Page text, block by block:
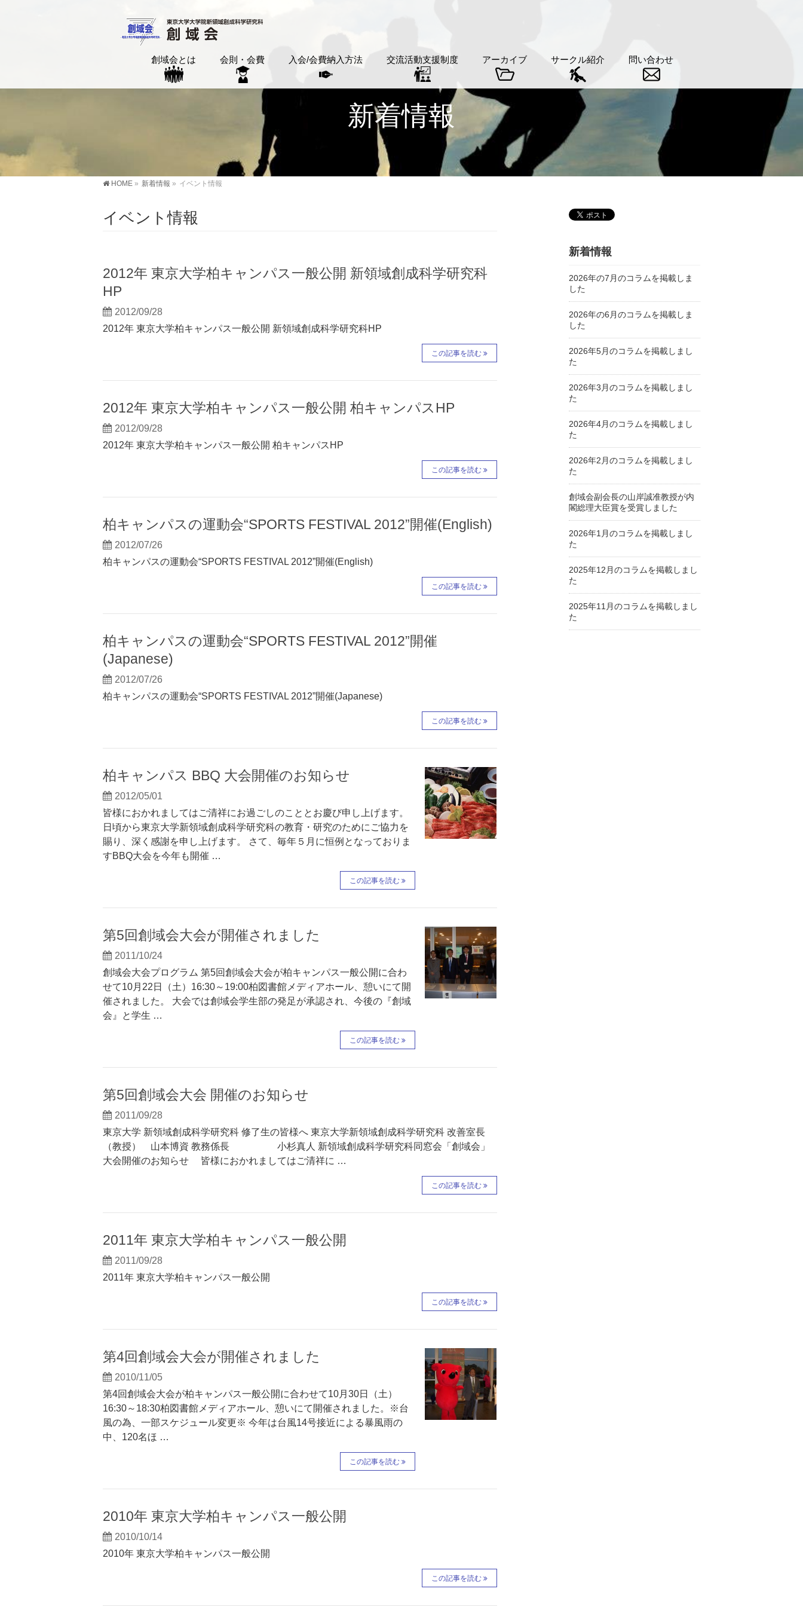
創域会とは 会則・会費 入会/会費納入方法 交流活動支援制度 アーカイブ サークル紹介 問い合わせ
新着情報
HOME » 新着情報 » イベント情報
イベント情報
2012年 東京大学柏キャンパス一般公開 新領域創成科学研究科
HP
2012/09/28
2012年 東京大学柏キャンパス一般公開 新領域創成科学研究科HP
この記事を読む
2012年 東京大学柏キャンパス一般公開 柏キャンパスHP
2012/09/28
2012年 東京大学柏キャンパス一般公開 柏キャンパスHP
この記事を読む
柏キャンパスの運動会“SPORTS FESTIVAL 2012”開催(English)
2012/07/26
柏キャンパスの運動会“SPORTS FESTIVAL 2012”開催(English)
この記事を読む
柏キャンパスの運動会“SPORTS FESTIVAL 2012”開催
(Japanese)
2012/07/26
柏キャンパスの運動会“SPORTS FESTIVAL 2012”開催(Japanese)
この記事を読む
柏キャンパス BBQ 大会開催のお知らせ
2012/05/01
皆様におかれましてはご清祥にお過ごしのこととお慶び申し上げます。
日頃から東京大学新領域創成科学研究科の教育・研究のためにご協力を
賜り、深く感謝を申し上げます。 さて、毎年５月に恒例となっておりま
すBBQ大会を今年も開催 …
この記事を読む
第5回創域会大会が開催されました
2011/10/24
創域会大会プログラム 第5回創域会大会が柏キャンパス一般公開に合わ
せて10月22日（土）16:30～19:00柏図書館メディアホール、憩いにて開
催されました。 大会では創域会学生部の発足が承認され、今後の『創域
会』と学生 …
この記事を読む
第5回創域会大会 開催のお知らせ
2011/09/28
東京大学 新領域創成科学研究科 修了生の皆様へ 東京大学新領域創成科学研究科 改善室長
（教授） 山本博資 教務係長 小杉真人 新領域創成科学研究科同窓会「創域会」
大会開催のお知らせ 皆様におかれましてはご清祥に …
この記事を読む
2011年 東京大学柏キャンパス一般公開
2011/09/28
2011年 東京大学柏キャンパス一般公開
この記事を読む
第4回創域会大会が開催されました
2010/11/05
第4回創域会大会が柏キャンパス一般公開に合わせて10月30日（土）
16:30～18:30柏図書館メディアホール、憩いにて開催されました。※台
風の為、一部スケジュール変更※ 今年は台風14号接近による暴風雨の
中、120名ほ …
この記事を読む
2010年 東京大学柏キャンパス一般公開
2010/10/14
2010年 東京大学柏キャンパス一般公開
この記事を読む
新着情報
2026年の7月のコラムを掲載しま
した
2026年の6月のコラムを掲載しま
した
2026年5月のコラムを掲載しまし
た
2026年3月のコラムを掲載しまし
た
2026年4月のコラムを掲載しまし
た
2026年2月のコラムを掲載しまし
た
創域会副会長の山岸誠准教授が内
閣総理大臣賞を受賞しました
2026年1月のコラムを掲載しまし
た
2025年12月のコラムを掲載しまし
た
2025年11月のコラムを掲載しまし
た